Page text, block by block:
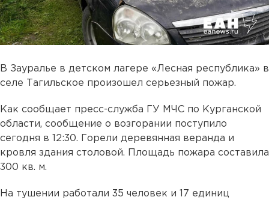
В Зауралье в детском лагере «Лесная республика» в
селе Тагильское произошел серьезный пожар.
Как сообщает пресс-служба ГУ МЧС по Курганской
области, сообщение о возгорании поступило
сегодня в 12:30. Горели деревянная веранда и
кровля здания столовой. Площадь пожара составила
300 кв. м.
На тушении работали 35 человек и 17 единиц